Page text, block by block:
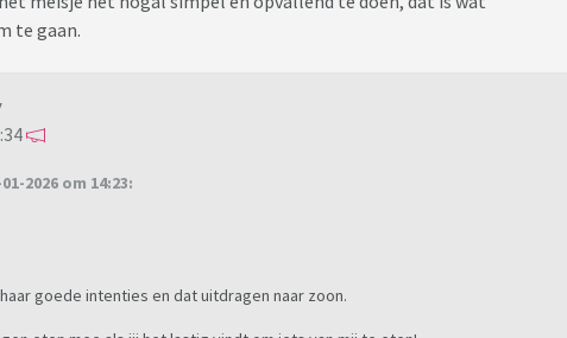
te gaan.
2026 om 14:23:
goede intenties en dat uitdragen naar zoon.